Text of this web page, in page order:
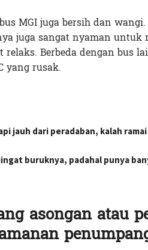
MGI juga bersih dan
juga sangat nyaman untuk
Berbeda dengan bus
yang rusak.
jauh dari peradaban, kalah
buruknya, padahal punya
asongan atau